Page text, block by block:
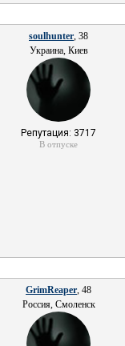
soulhunter, 38
Украина, Киев
Репутация: 3717
В отпуске
GrimReaper, 48
Россия, Смоленск